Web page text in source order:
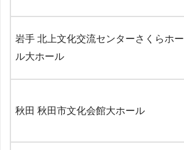
岩手 北上文化交流センターさくらホー
ル大ホール
秋田 秋田市文化会館大ホール